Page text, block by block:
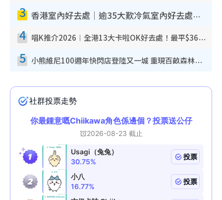
3 香港室內好去處｜逾35大歎冷氣室內好去處推介 室內活動免費避雨無懼落雨
4 唱K推介2026︱全港13大卡啦OK好去處！最平$36起 日文K都有！(附地址+收費詳情)
5 小熊維尼100週年快閃店登陸又一城 重現百畝森林經典場景／獨家限定盲盒登場／專屬DIY香水